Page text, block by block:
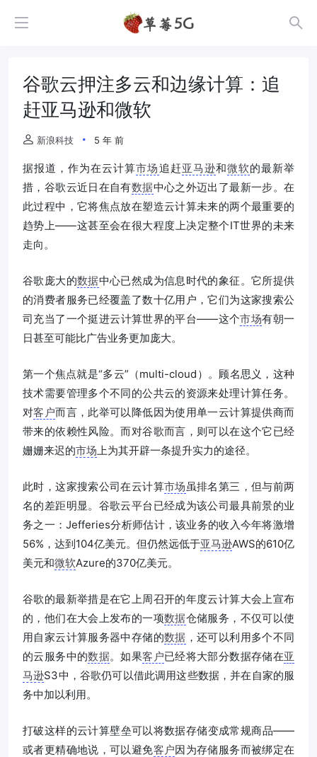
谷歌云押注多云和边缘计算：追
赶亚马逊和微软
新浪科技 5 年 前
据报道，作为在云计算市场追赶亚马逊和微软的最新举
措，谷歌云近日在自有数据中心之外迈出了最新一步。在
此过程中，它将焦点放在塑造云计算未来的两个最重要的
趋势上——这甚至会在很大程度上决定整个IT世界的未来
走向。
谷歌庞大的数据中心已然成为信息时代的象征。它所提供
的消费者服务已经覆盖了数十亿用户，它们为这家搜索公
司充当了一个挺进云计算世界的平台——这个市场有朝一
日甚至可能比广告业务更加庞大。
第一个焦点就是“多云”（multi-cloud）。顾名思义，这种
技术需要管理多个不同的公共云的资源来处理计算任务。
对客户而言，此举可以降低因为使用单一云计算提供商而
带来的依赖性风险。而对谷歌而言，则可以在这个它已经
姗姗来迟的市场 上为其开辟一条提升实力的途径。
此时，这家搜索公司在云计算市场虽排名第三，但与前两
名的差距明显。谷歌云平台已经成为该公司最具前景的业
务之一：Jefferies分析师估计，该业务的收入今年将激增
56%，达到104亿美元。但仍然远低于亚马逊AWS的610亿
美元和微软Azure的370亿美元。
谷歌的最新举措是在它上周召开的年度云计算大会上宣布
的，他们在大会上发布的一项数据仓储服务，不仅可以使
用自家云计算服务器中存储的数据 ，还可以利用多个不同
的云服务中的数据。如果客户已经将大部分数据存储在亚
马逊S3中，谷歌仍可以借此调用这些数据，并在自家的服
务中加以利用。
打破这样的云计算壁垒可以将数据存储变成常规商品——
或者更精确地说，可以避免客户因为存储服务而被绑定在